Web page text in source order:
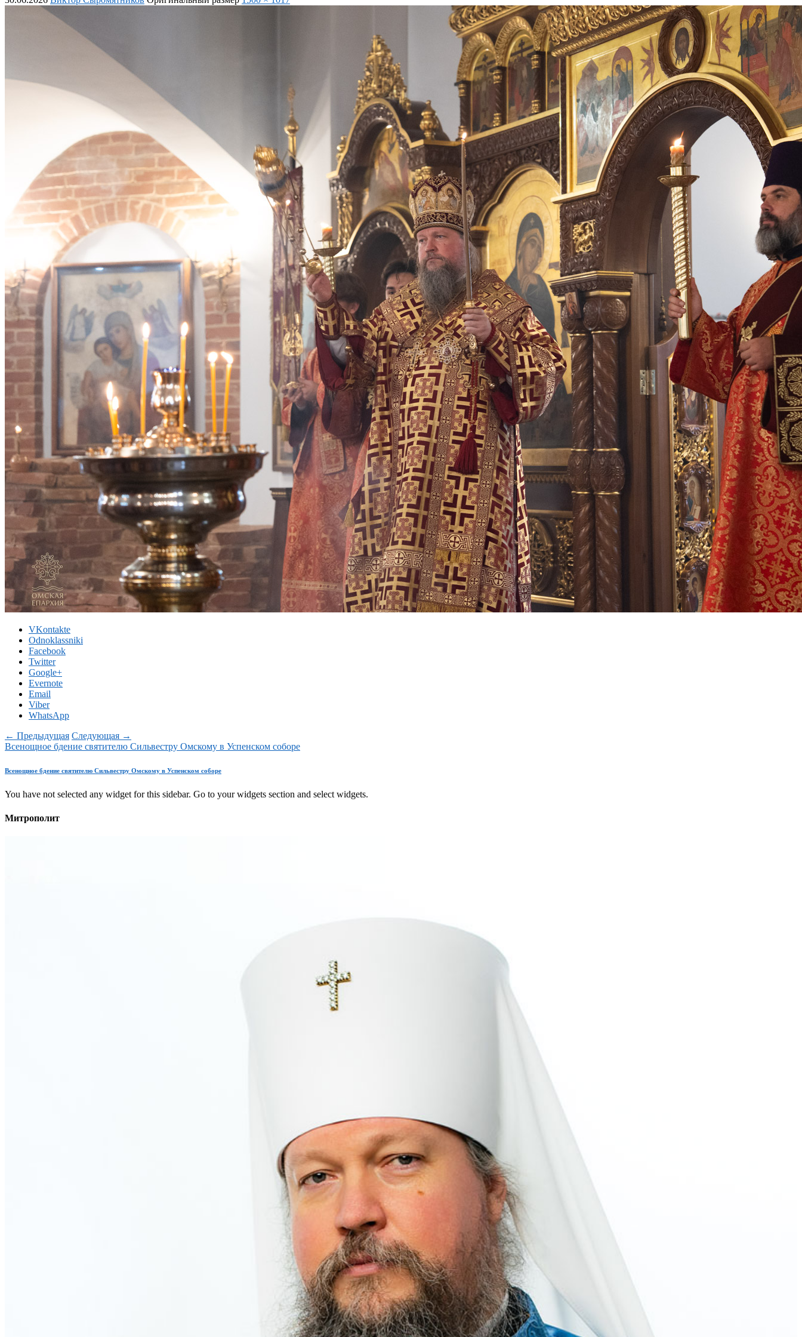
VKontakte
Odnoklassniki
Facebook
Twitter
Google+
Evernote
Email
Viber
WhatsApp
← Предыдущая Следующая →
Всенощное бдение святителю Сильвестру Омскому в Успенском соборе
Всенощное бдение святителю Сильвестру Омскому в Успенском соборе
You have not selected any widget for this sidebar. Go to your widgets section and select widgets.
Митрополит